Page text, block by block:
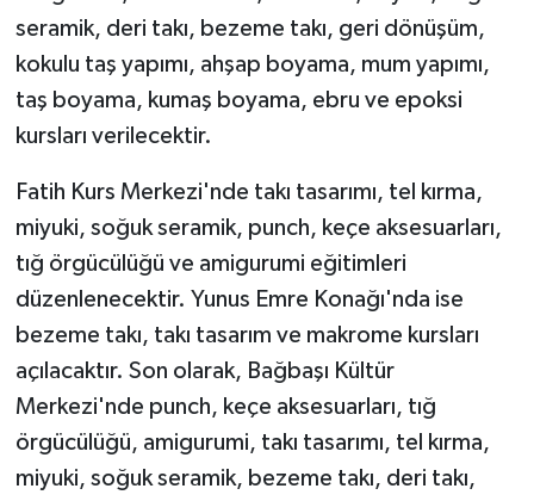
seramik, deri takı, bezeme takı, geri dönüşüm,
kokulu taş yapımı, ahşap boyama, mum yapımı,
taş boyama, kumaş boyama, ebru ve epoksi
kursları verilecektir.
Fatih Kurs Merkezi'nde takı tasarımı, tel kırma,
miyuki, soğuk seramik, punch, keçe aksesuarları,
tığ örgücülüğü ve amigurumi eğitimleri
düzenlenecektir. Yunus Emre Konağı'nda ise
bezeme takı, takı tasarım ve makrome kursları
açılacaktır. Son olarak, Bağbaşı Kültür
Merkezi'nde punch, keçe aksesuarları, tığ
örgücülüğü, amigurumi, takı tasarımı, tel kırma,
miyuki, soğuk seramik, bezeme takı, deri takı,